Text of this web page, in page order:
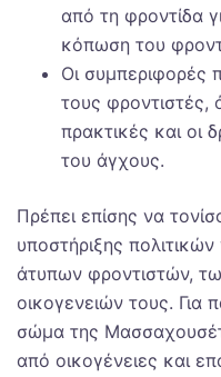
από τη φροντίδα
κόπωση του
Οι συμπεριφορές
τους
πρακτικές και οι
του άγχους.
Πρέπει επίσης να
υποστήριξης
άτυπων φροντιστών,
οικογενειών τους. Για
σώμα της
από οικογένειες και